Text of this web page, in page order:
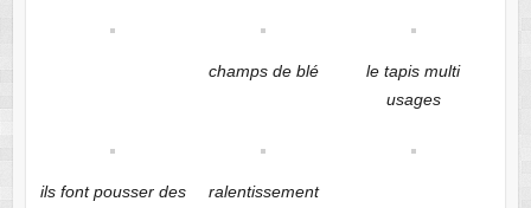
champs de blé
le tapis multi
usages
ils font pousser des
ralentissement